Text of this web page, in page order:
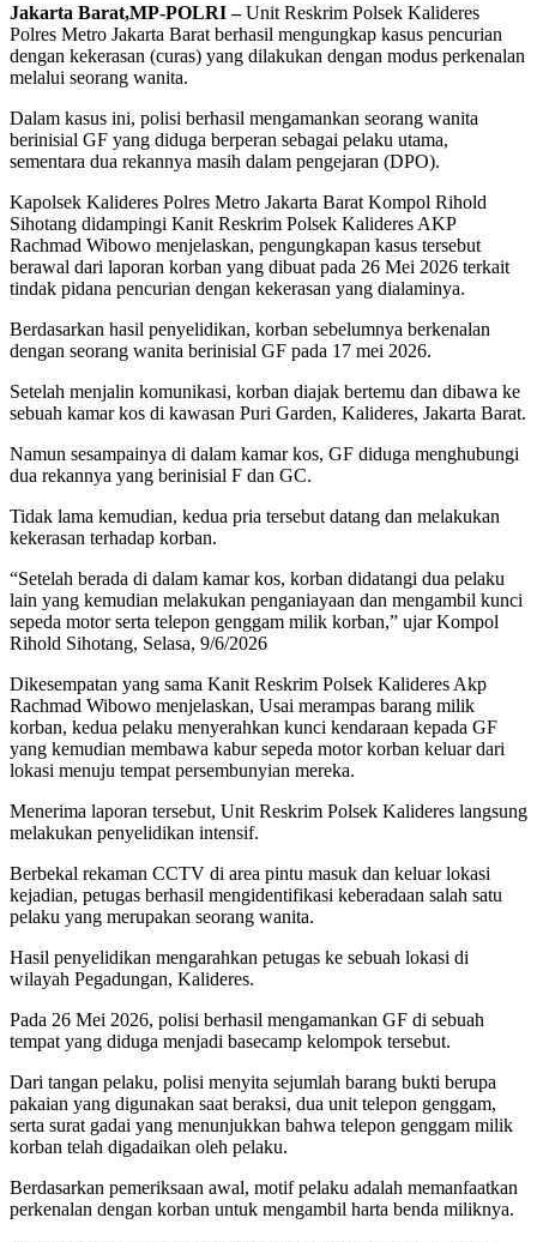
Jakarta Barat,MP-POLRI –Unit Reskrim Polsek Kalideres
Polres Metro Jakarta Barat berhasil mengungkap kasus pencurian
dengan kekerasan (curas) yang dilakukan dengan modus perkenalan
melalui seorang wanita.
Dalam kasus ini, polisi berhasil mengamankan seorang wanita
berinisial GF yang diduga berperan sebagai pelaku utama,
sementara dua rekannya masih dalam pengejaran (DPO).
Kapolsek Kalideres Polres Metro Jakarta Barat Kompol Rihold
Sihotang didampingi Kanit Reskrim Polsek Kalideres AKP
Rachmad Wibowo menjelaskan, pengungkapan kasus tersebut
berawal dari laporan korban yang dibuat pada 26 Mei 2026 terkait
tindak pidana pencurian dengan kekerasan yang dialaminya.
Berdasarkan hasil penyelidikan, korban sebelumnya berkenalan
dengan seorang wanita berinisial GF pada 17 mei 2026.
Setelah menjalin komunikasi, korban diajak bertemu dan dibawa ke
sebuah kamar kos di kawasan Puri Garden, Kalideres, Jakarta Barat.
Namun sesampainya di dalam kamar kos, GF diduga menghubungi
dua rekannya yang berinisial F dan GC.
Tidak lama kemudian, kedua pria tersebut datang dan melakukan
kekerasan terhadap korban.
“Setelah berada di dalam kamar kos, korban didatangi dua pelaku
lain yang kemudian melakukan penganiayaan dan mengambil kunci
sepeda motor serta telepon genggam milik korban,” ujar Kompol
Rihold Sihotang, Selasa, 9/6/2026
Dikesempatan yang sama Kanit Reskrim Polsek Kalideres Akp
Rachmad Wibowo menjelaskan, Usai merampas barang milik
korban, kedua pelaku menyerahkan kunci kendaraan kepada GF
yang kemudian membawa kabur sepeda motor korban keluar dari
lokasi menuju tempat persembunyian mereka.
Menerima laporan tersebut, Unit Reskrim Polsek Kalideres langsung
melakukan penyelidikan intensif.
Berbekal rekaman CCTV di area pintu masuk dan keluar lokasi
kejadian, petugas berhasil mengidentifikasi keberadaan salah satu
pelaku yang merupakan seorang wanita.
Hasil penyelidikan mengarahkan petugas ke sebuah lokasi di
wilayah Pegadungan, Kalideres.
Pada 26 Mei 2026, polisi berhasil mengamankan GF di sebuah
tempat yang diduga menjadi basecamp kelompok tersebut.
Dari tangan pelaku, polisi menyita sejumlah barang bukti berupa
pakaian yang digunakan saat beraksi, dua unit telepon genggam,
serta surat gadai yang menunjukkan bahwa telepon genggam milik
korban telah digadaikan oleh pelaku.
Berdasarkan pemeriksaan awal, motif pelaku adalah memanfaatkan
perkenalan dengan korban untuk mengambil harta benda miliknya.